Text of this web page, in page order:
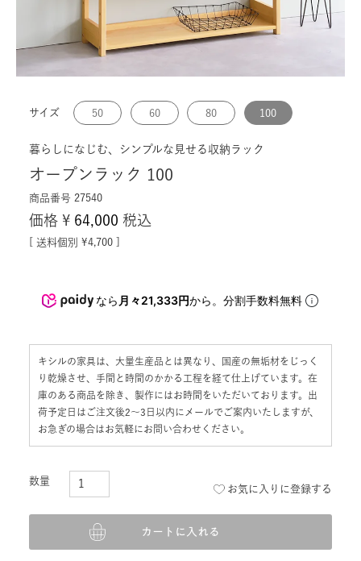
サイズ 50 60 80 100
暮らしになじむ、シンプルな見せる収納ラック
オープンラック 100
商品番号 27540
価格 ¥ 64,000 税込
送料個別 ¥4,700
なら 月々21,333円から。分割手数料無料
キシルの家具は、大量生産品とは異なり、国産の無垢材をじっく
り乾燥させ、手間と時間のかかる工程を経て仕上げています。在
庫のある商品を除き、製作にはお時間をいただいております。出
荷予定日はご注文後2〜3日以内にメールでご案内いたしますが、
お急ぎの場合はお気軽にお問い合わせください。
お気に入りに登録する
カートに入れる